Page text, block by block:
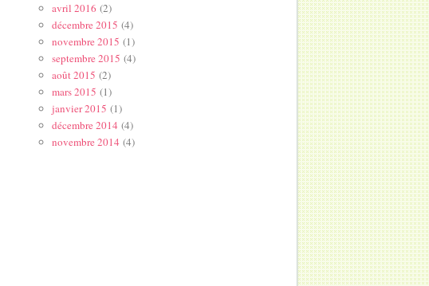
avril 2016 (2)
décembre 2015 (4)
novembre 2015 (1)
septembre 2015 (4)
août 2015 (2)
mars 2015 (1)
janvier 2015 (1)
décembre 2014 (4)
novembre 2014 (4)